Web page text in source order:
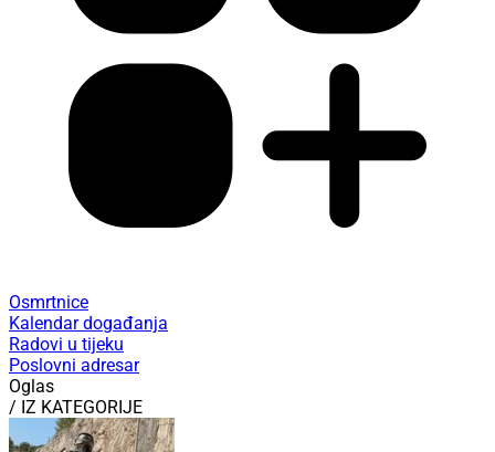
Osmrtnice
Kalendar događanja
Radovi u tijeku
Poslovni adresar
Oglas
/ IZ KATEGORIJE